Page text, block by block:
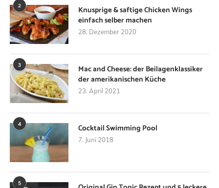
2
Knusprige & saftige Chicken Wings
einfach selber machen
28. Dezember 2020
3
Mac and Cheese: der Beilagenklassiker
der amerikanischen Küche
23. April 2021
4 Cocktail Swimming Pool
7. Juni 2018
5